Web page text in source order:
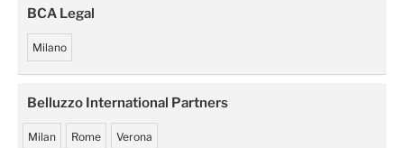
BCA Legal
Milano
Belluzzo International Partners
Milan Rome Verona